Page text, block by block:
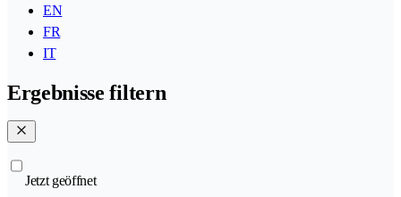
EN
FR
IT
Ergebnisse filtern
Jetzt geöffnet